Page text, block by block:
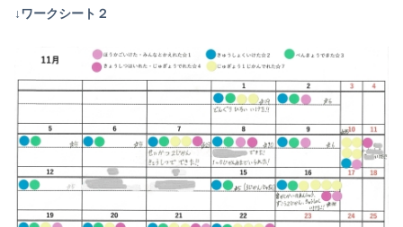
↓ ワークシート２